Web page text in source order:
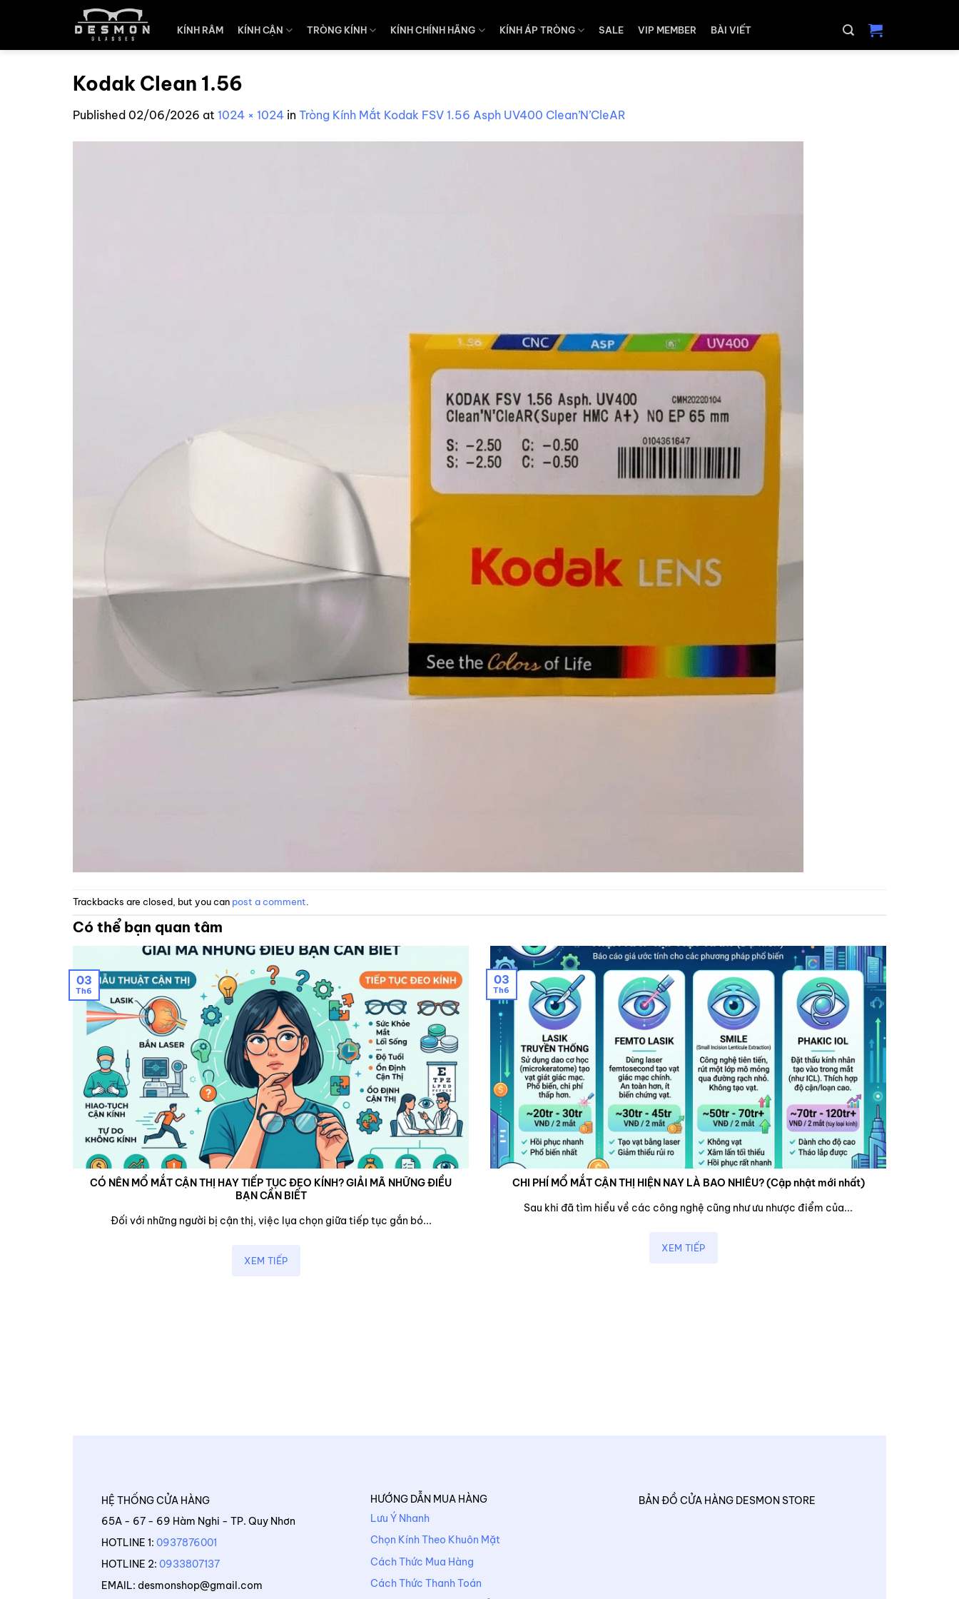
KÍNH RÂM KÍNH CẬN TRÒNG KÍNH KÍNH CHÍNH HÃNG KÍNH ÁP TRÒNG SALE VIP MEMBER BÀI VIẾT
Kodak Clean 1.56
Published 02/06/2026 at 1024 × 1024 in Tròng Kính Mắt Kodak FSV 1.56 Asph UV400 Clean’N’CleAR
Trackbacks are closed, but you can post a comment
Có thể bạn quan tâm
CÓ NÊN MỔ MẮT CẬN THỊ HAY TIẾP TỤC ĐEO KÍNH? GIẢI MÃ NHỮNG ĐIỀU
BẠN CẦN BIẾT
Đối với những người bị cận thị, việc lụa chọn giữa tiếp tục gắn bó...
XEM TIẾP
03
Th6
CHI PHÍ MỔ MẮT CẬN THỊ HIỆN NAY LÀ BAO NHIÊU? (Cập nhật mới nhất)
Sau khi đã tìm hiểu về các công nghệ cũng như ưu nhược điểm của...
XEM TIẾP
03
Th6
HỆ THỐNG CỬA HÀNG
65A - 67 - 69 Hàm Nghi - TP. Quy Nhơn
HOTLINE 1: 0937876001
HOTLINE 2: 0933807137
EMAIL: desmonshop@gmail.com
HƯỚNG DẪN MUA HÀNG
Lưu Ý Nhanh
Chọn Kính Theo Khuôn Mặt
Cách Thức Mua Hàng
Cách Thức Thanh Toán
BẢN ĐỒ CỬA HÀNG DESMON STORE